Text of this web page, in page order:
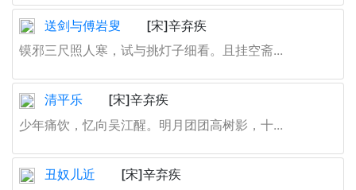
送剑与傅岩叟
[宋]辛弃疾
镆邪三尺照人寒，试与挑灯子细看。且挂空斋...
清平乐
[宋]辛弃疾
少年痛饮，忆向吴江醒。明月团团高树影，十...
丑奴儿近
[宋]辛弃疾